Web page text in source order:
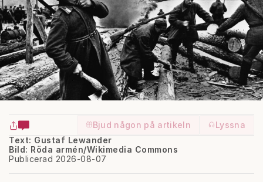
Bjud någon på artikeln
Lyssna
Text: Gustaf Lewander
Publicerad 2026-08-07
Bild: Röda armén/Wikimedia Commons